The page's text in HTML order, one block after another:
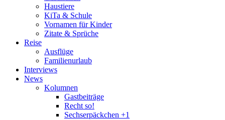
Haustiere
KiTa & Schule
Vornamen für Kinder
Zitate & Sprüche
Reise
Ausflüge
Familienurlaub
Interviews
News
Kolumnen
Gastbeiträge
Recht so!
Sechserpäckchen +1